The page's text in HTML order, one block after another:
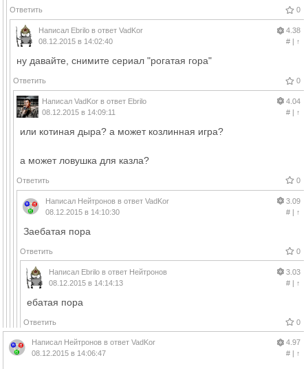
Ответить 0
Написал Ebrilo в ответ VadKor
08.12.2015 в 14:02:40
4.38
#| ↑
ну давайте, снимите сериал "рогатая гора"
Ответить 0
Написал VadKor в ответ Ebrilo
08.12.2015 в 14:09:11
4.04
#| ↑
или котиная дыра? а может козлинная игра?
а может ловушка для казла?
Ответить 0
Написал Нейтронов в ответ VadKor
08.12.2015 в 14:10:30
3.09
#| ↑
Заебатая пора
Ответить 0
Написал Ebrilo в ответ Нейтронов
08.12.2015 в 14:14:13
3.03
#| ↑
ебатая пора
Ответить 0
Написал Нейтронов в ответ VadKor
08.12.2015 в 14:06:47
4.97
#| ↑